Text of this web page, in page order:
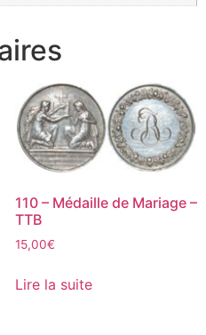
110 – Médaille de Mariage –
TTB
15,00€
Lire la suite